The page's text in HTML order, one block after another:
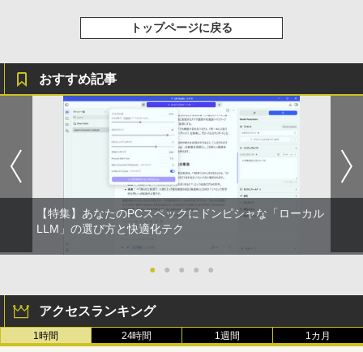
セリング 自動ペアリング Type-C充電 マイク
付き 防水 タッチ式音量調整 スポーツ/通勤/通
学/WEB会議(ホワイト)
Xiaomi シャオミ REDMI Buds 8 Lite ワイヤ
レスイヤホン Bluetooth 5.4 ノイズキャンセ
リング ANC 36時間再生
￥3,480
BUGS LIFE
￥250
￥1,625
みきった日本の水 2L 8本 ラベルレス [ ケース
] [ 水 ] [ ペットボトル ] [ 箱買い ] [ ストック
] [ 水分補給 ]
￥998
スーパーの裏でヤニ吸うふたり 9巻 (デジタル
￥810
トップページに戻る
おすすめ記事
【特集】あなたのPCスペックにドンピシャな「ローカル
LLM」の選び方と快適化テク
● ● ● ● ●
アクセスランキング
1時間 24時間 1週間 1カ月